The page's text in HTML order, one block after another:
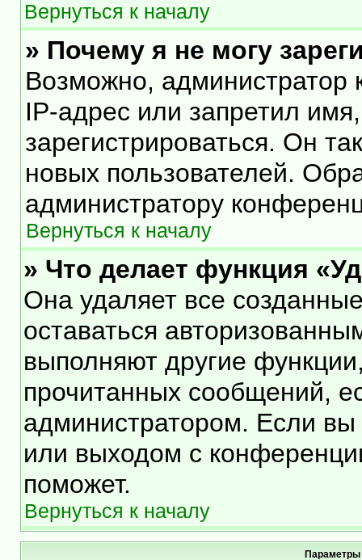
Вернуться к началу
» Почему я не могу
Возможно, администратор
IP-адрес или запретил
зарегистрироваться. Он
новых пользователей.
администратору
Вернуться к началу
» Что делает функция
Она удаляет все
оставаться
выполняют другие
прочитанных сообщений,
администратором. Если
или выходом с
поможет.
Вернуться к началу
Параметры